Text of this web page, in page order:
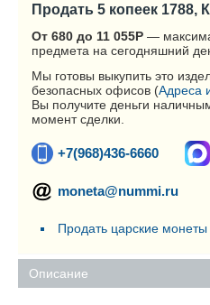
Продать 5 копеек 1788,
От 680 до 11 055Р —
предмета на сегодняшний
Мы готовы выкупить это
безопасных офисов (Адреса
Вы получите деньги
момент сделки.
+7(968)436-6660
moneta@nummi.ru
Продать царские монеты
Описание